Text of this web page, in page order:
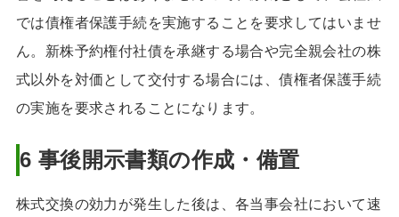
では債権者保護手続を実施することを要求してはいませ
ん。新株予約権付社債を承継する場合や完全親会社の株
式以外を対価として交付する場合には、債権者保護手続
の実施を要求されることになります。
6 事後開示書類の作成・備置
株式交換の効力が発生した後は、各当事会社において速